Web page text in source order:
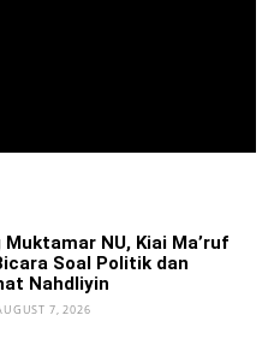
NU, Kiai Ma’ruf
Soal Politik dan
Nahdliyin
7, 2026